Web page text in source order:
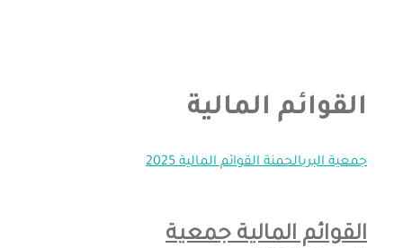
القوائم المالية
جمعية البربالحمنة القوائم المالية 2025
القوائم المالية جمعية